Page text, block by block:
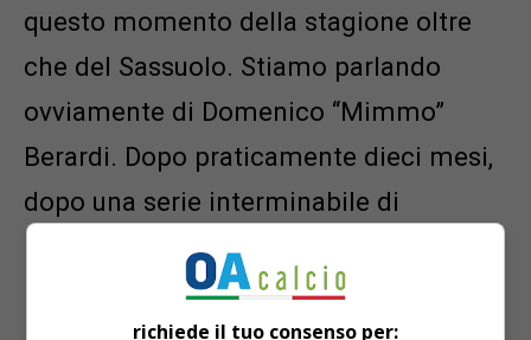
questo momento della stagione oltre
che del Sassuolo. Stiamo parlando
ovviamente di Domenico “Mimmo”
Berardi. Dopo praticamente dieci mesi,
dopo una serie interminabile di
infortuni, è tornato al gol con la maglia
neroverde e si è emozionato davanti al
richiede il tuo consenso per: